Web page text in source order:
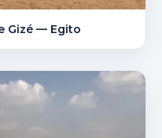
Gizé — Egito